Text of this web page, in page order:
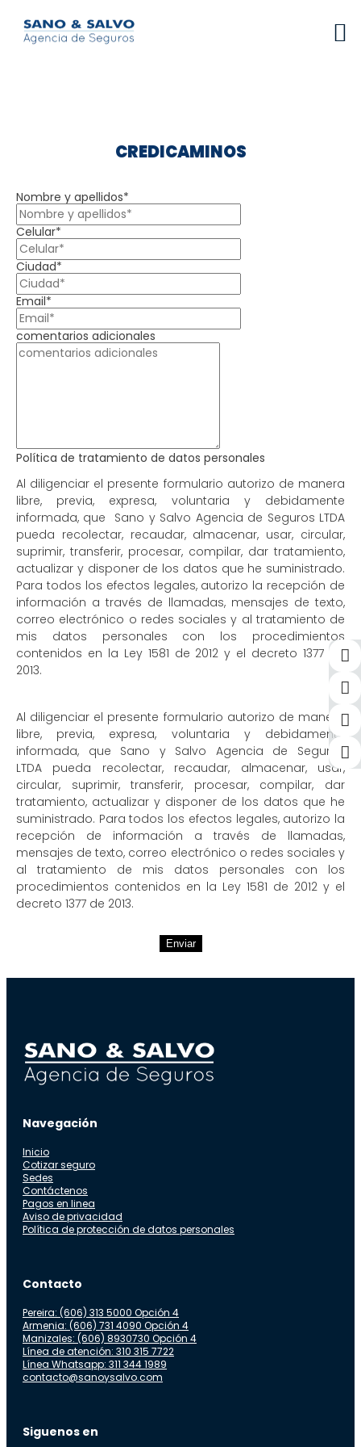
CREDICAMINOS
Nombre y apellidos*
Celular*
Ciudad*
Email*
comentarios adicionales
Política de tratamiento de datos personales
Al diligenciar el presente formulario autorizo de manera
libre, previa, expresa, voluntaria y debidamente
informada, que Sano y Salvo Agencia de Seguros LTDA
pueda recolectar, recaudar, almacenar, usar, circular,
suprimir, transferir, procesar, compilar, dar tratamiento,
actualizar y disponer de los datos que he suministrado.
Para todos los efectos legales, autorizo la recepción de
información a través de llamadas, mensajes de texto,
correo electrónico o redes sociales y al tratamiento de
mis datos personales con los procedimientos
contenidos en la Ley 1581 de 2012 y el decreto 1377 de
2013.
Al diligenciar el presente formulario autorizo de manera
libre, previa, expresa, voluntaria y debidamente
informada, que Sano y Salvo Agencia de Seguros
LTDA pueda recolectar, recaudar, almacenar, usar,
circular, suprimir, transferir, procesar, compilar, dar
tratamiento, actualizar y disponer de los datos que he
suministrado. Para todos los efectos legales, autorizo la
recepción de información a través de llamadas,
mensajes de texto, correo electrónico o redes sociales y
al tratamiento de mis datos personales con los
procedimientos contenidos en la Ley 1581 de 2012 y el
decreto 1377 de 2013.
Enviar
Navegación
Inicio
Cotizar seguro
Sedes
Contáctenos
Pagos en linea
Aviso de privacidad
Política de protección de datos personales
Contacto
Pereira: (606) 313 5000 Opción 4
Armenia: (606) 731 4090 Opción 4
Manizales: (606) 8930730 Opción 4
Línea de atención: 310 315 7722
Línea Whatsapp: 311 344 1989
contacto@sanoysalvo.com
Siguenos en